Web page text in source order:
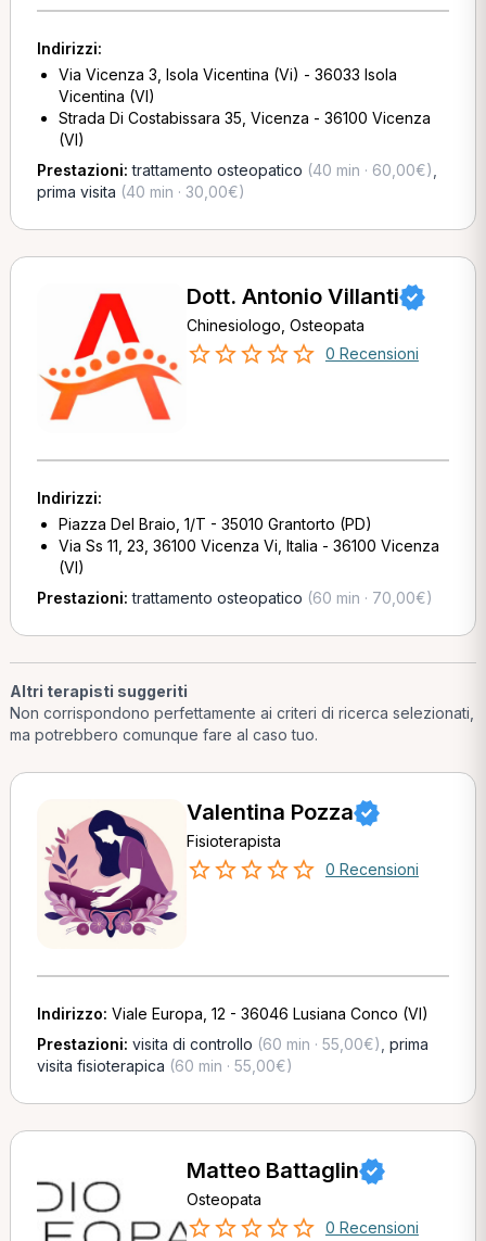
Indirizzi:
Via Vicenza 3, Isola Vicentina (Vi) - 36033 Isola
Vicentina (VI)
Strada Di Costabissara 35, Vicenza - 36100 Vicenza
(VI)
Prestazioni:trattamento osteopatico (40 min · 60,00€)
prima visita (40 min · 30,00€)
Dott. Antonio Villanti
Chinesiologo, Osteopata
0 Recensioni
Indirizzi:
Piazza Del Braio, 1/T - 35010 Grantorto (PD)
Via Ss 11, 23, 36100 Vicenza Vi, Italia - 36100 Vicenza
(VI)
Prestazioni:trattamento osteopatico (60 min · 70,00€)
Altri terapisti suggeriti
Non corrispondono perfettamente ai criteri di ricerca selezionati,
ma potrebbero comunque fare al caso tuo.
Valentina Pozza
Fisioterapista
0 Recensioni
Indirizzo: Viale Europa, 12 - 36046 Lusiana Conco (VI)
Prestazioni: visita di controllo (60 min · 55,00€) prima
visita fisioterapica (60 min · 55,00€)
Matteo Battaglin
Osteopata
0 Recensioni